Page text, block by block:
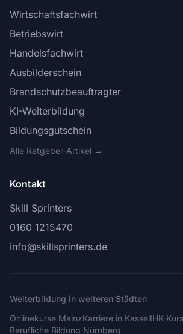
Wirtschaftsfachwirt
Betriebswirt
Handelsfachwirt
Ausbilderschein
Brandschutzbeauftragter
KI-Weiterbildung
Bildungsgutschein
Alle Ratgeber-Artikel →
Kontakt
Skill Sprinters
0160 1215470
info@skillsprinters.de
Weiterbildung in weiteren Städten
Onlinekurse MainzKarriere in KasselIHK-
Berufliche Bildung Nürnberg